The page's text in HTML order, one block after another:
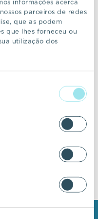
informações acerca
parceiros de redes
que as podem
que lhes forneceu ou
utilização dos
de
e a arquitetura se
a sustentabilidade.